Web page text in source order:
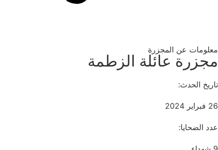
معلومات عن المجزرة
مجزرة عائلة الزطمة
تاريخ الحدث:
26 فبراير 2024
عدد الضحايا: